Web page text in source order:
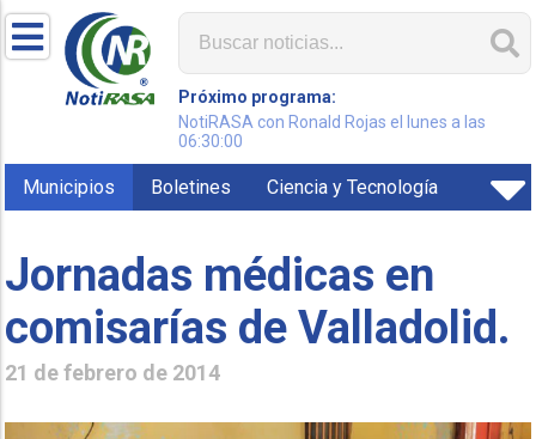
Próximo programa:
NotiRASA con Ronald Rojas el lunes a las
06:30:00
Municipios Boletines Ciencia y Tecnología
Jornadas médicas en
comisarías de Valladolid.
21 de febrero de 2014